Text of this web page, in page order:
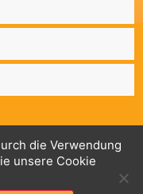
: RK Guntramsdorf,
die Verwendung
unsere Cookie